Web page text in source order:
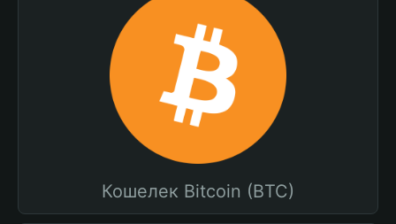
Кошелек Bitcoin (BTC)